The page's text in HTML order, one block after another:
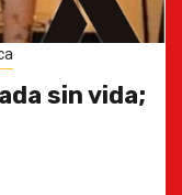
sin vida;